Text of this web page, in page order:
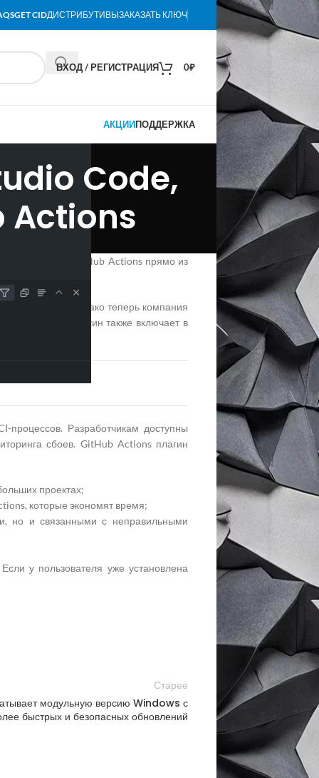
GET CIDДИСТРИБУТИВЫЗАКАЗАТЬ КЛЮЧ
ВХОД / РЕГИСТРАЦИЯ 0₽
АКЦИИПОДДЕРЖКА
Code,
Actions
процессы GitHub Actions прямо из
Actions. Однако теперь компания
Code. Плагин также включает в
процессов. Разработчикам доступны
сбоев. GitHub Actions плагин
проектах;
которые экономят время;
но и связанными с неправильными
у пользователя уже установлена
Старее
модульную версию Windows с
быстрых и безопасных обновлений